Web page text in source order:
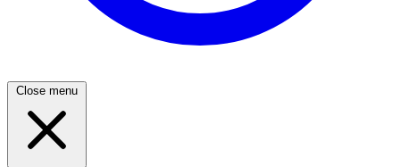
Close menu